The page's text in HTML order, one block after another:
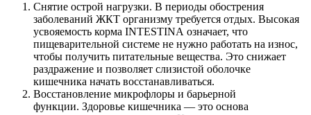
Снятие острой нагрузки. В периоды обострения
заболеваний ЖКТ организму требуется отдых. Высокая
усвояемость корма INTESTINA означает, что
пищеварительной системе не нужно работать на износ,
чтобы получить питательные вещества. Это снижает
раздражение и позволяет слизистой оболочке
кишечника начать восстанавливаться.
Восстановление микрофлоры и барьерной
функции. Здоровье кишечника — это основа